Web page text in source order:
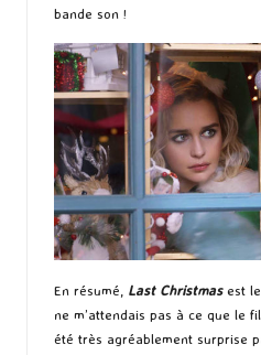
bande son !
En résumé, Last Christmasest le
ne m’attendais pas à ce que le
été très agréablement surprise